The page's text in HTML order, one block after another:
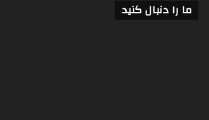
ما را دنبال کنید